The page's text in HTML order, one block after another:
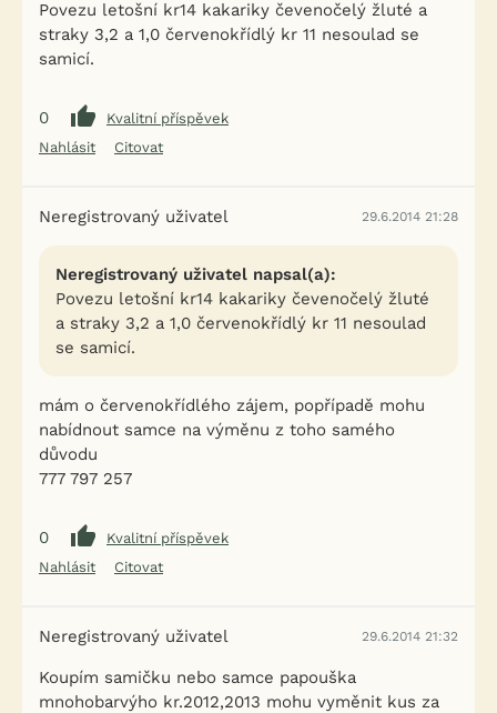
Povezu letošní kr14 kakariky čevenočelý žluté a
straky 3,2 a 1,0 červenokřídlý kr 11 nesoulad se
samicí.
0
Kvalitní příspěvek
Nahlásit
Citovat
Neregistrovaný uživatel 29.6.2014 21:28
Neregistrovaný uživatel napsal(a):
Povezu letošní kr14 kakariky čevenočelý žluté
a straky 3,2 a 1,0 červenokřídlý kr 11 nesoulad
se samicí.
mám o červenokřídlého zájem, popřípadě mohu
nabídnout samce na výměnu z toho samého
důvodu
777 797 257
0
Kvalitní příspěvek
Nahlásit
Citovat
Neregistrovaný uživatel 29.6.2014 21:32
Koupím samičku nebo samce papouška
mnohobarvýho kr.2012,2013 mohu vyměnit kus za